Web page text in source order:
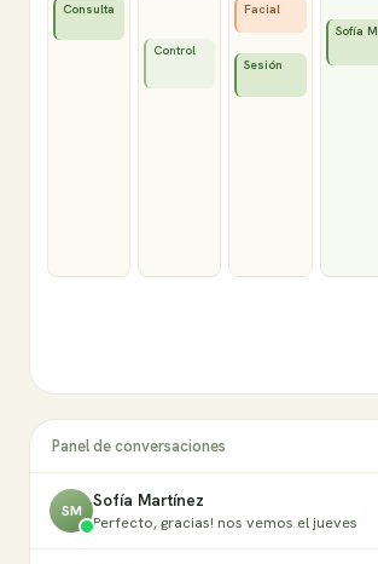
Consulta
Control
Facial
Sesión
Sofía M.
Panel de conversaciones
SM Sofía Martínez
Perfecto, gracias! nos vemos el jueves